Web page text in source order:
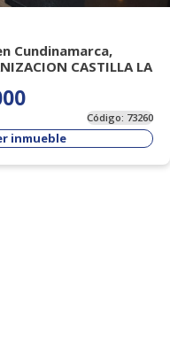
Cundinamarca,
CASTILLA LA
Código: 73260
inmueble